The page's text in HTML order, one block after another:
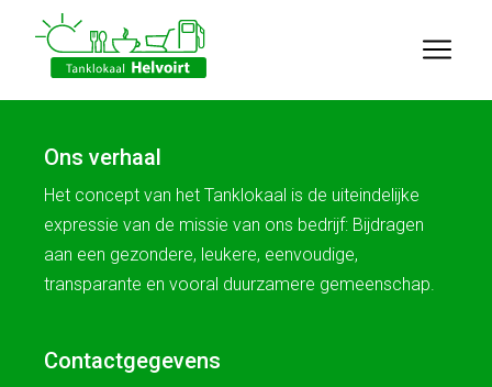
Ons verhaal
Het concept van het Tanklokaal is de uiteindelijke
expressie van de missie van ons bedrijf: Bijdragen
aan een gezondere, leukere, eenvoudige,
transparante en vooral duurzamere gemeenschap.
Contactgegevens